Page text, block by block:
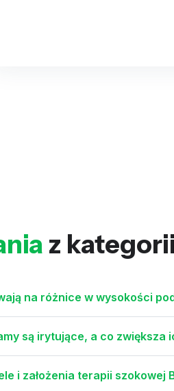
z kategorii
na różnice w wysokości
są irytujące, a co zwiększa
i założenia terapii szokowej